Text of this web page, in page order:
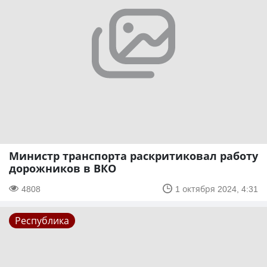
Министр транспорта раскритиковал работу
дорожников в ВКО
4808 1 октября 2024, 4:31
Республика